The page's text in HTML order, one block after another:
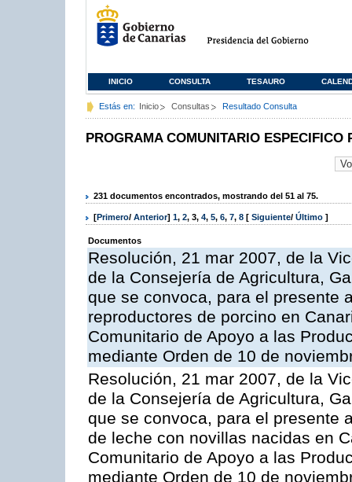
INICIO CONSULTA TESAURO
Estás en: Inicio Consultas Resultado Consulta
PROGRAMA COMUNITARIO ESPECIFICO
231 documentos encontrados, mostrando del 51 al 75.
[Primero/ Anterior] 1, 2, 3, 4, 5, 6, 7, 8 [ Siguiente/ Último ]
Documentos
Resolución, 21 mar 2007, de la
de la Consejería de Agricultura,
que se convoca, para el presente
reproductores de porcino en
Comunitario de Apoyo a las
mediante Orden de 10 de
Resolución, 21 mar 2007, de la
de la Consejería de Agricultura,
que se convoca, para el presente
de leche con novillas nacidas en
Comunitario de Apoyo a las
mediante Orden de 10 de